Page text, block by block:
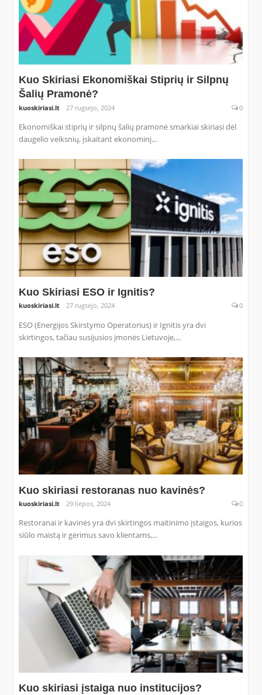
Kuo Skiriasi Ekonomiškai Stiprių ir Silpnų
Šalių Pramonė?
kuoskiriasi.lt 27 rugsėjo, 2024 0
Ekonomiškai stiprių ir silpnų šalių pramonė smarkiai skiriasi dėl
daugelio veiksnių, įskaitant ekonominį...
Kuo Skiriasi ESO ir Ignitis?
kuoskiriasi.lt 27 rugsėjo, 2024 0
ESO (Energijos Skirstymo Operatorius) ir Ignitis yra dvi
skirtingos, tačiau susijusios įmonės Lietuvoje,...
Kuo skiriasi restoranas nuo kavinės?
kuoskiriasi.lt 29 liepos, 2024 0
Restoranai ir kavinės yra dvi skirtingos maitinimo įstaigos, kurios
siūlo maistą ir gėrimus savo klientams,...
Kuo skiriasi įstaiga nuo institucijos?